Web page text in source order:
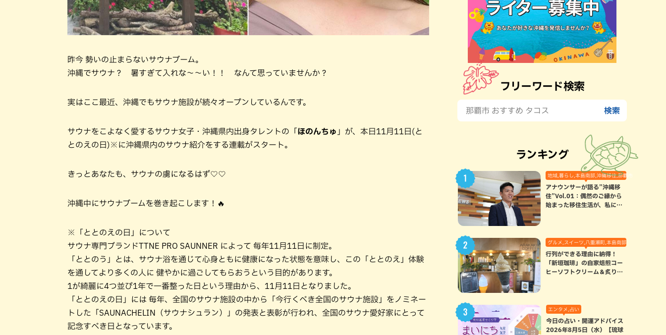
昨今 勢いの止まらないサウナブーム。
沖縄でサウナ？ 暑すぎて入れな～～い！！ なんて思っていませんか？
実はここ最近、沖縄でもサウナ施設が続々オープンしているんです。
サウナをこよなく愛するサウナ女子・沖縄県内出身タレントの「 ほのんちゅ 」が、本日11月11日(と
とのえの日)※に沖縄県内のサウナ紹介をする連載がスタート。
きっとあなたも、サウナの虜になるはず♡♡
沖縄中にサウナブームを巻き起こします！🔥
※「ととのえの日」について
サウナ専門ブランドTTNE PRO SAUNNER によって 毎年11月11日に制定。
「ととのう」とは、サウナ浴を通じて心身ともに健康になった状態を意味し、この「ととのえ」体験
を通してより多くの人に 健やかに過ごしてもらおうという目的があります。
1が綺麗に4つ並び1年で一番整った日という理由から、11月11日となりました。
「ととのえの日」には 毎年、全国のサウナ施設の中から「今行くべき全国のサウナ施設」をノミネー
トした「SAUNACHELIN（サウナシュラン）」の発表と表彰が行われ、全国のサウナ愛好家にとって
記念すべき日となっています。
フリーワード検索
ランキング
地域,暮らし,本島南部,沖縄移住,那覇市
アナウンサーが語る”沖縄移
住”Vol.01：偶然のご縁から
始まった移住生活が、私にと
グルメ,スイーツ,八重瀬町,本島南部
行列ができる理由に納得！
「新垣珈琲」の自家焙煎コー
ヒーソフトクリーム＆炙りマ
エンタメ,占い
今日の占い・開運アドバイス
2026年8月5日（水）【琉球